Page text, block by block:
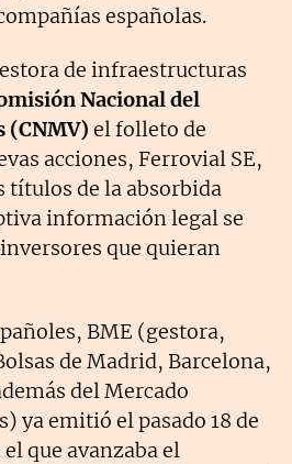
españolas.
de infraestructuras
Nacional del
(CNMV) el folleto de
acciones, Ferrovial SE,
títulos de la absorbida
información legal se
que quieran
BME (gestora,
de Madrid, Barcelona,
del Mercado
ya emitió el pasado 18 de
que avanzaba el